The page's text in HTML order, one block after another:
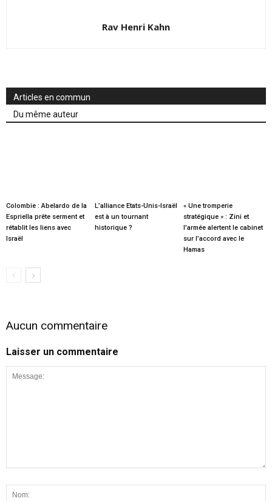
Rav Henri Kahn
Articles en commun
Du même auteur
Colombie : Abelardo de la
Espriella prête serment et
rétablit les liens avec
Israël
L’alliance Etats-Unis-Israël
est à un tournant
historique ?
« Une tromperie
stratégique » : Zini et
l’armée alertent le cabinet
sur l’accord avec le
Hamas
Aucun commentaire
Laisser un commentaire